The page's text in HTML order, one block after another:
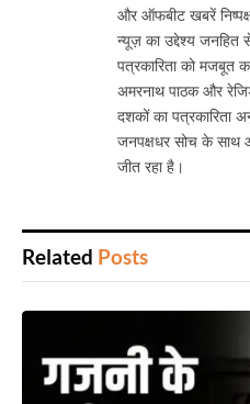
और ऑफबीट खबरें
न्यूज़ का उद्देश्य जनहित
पत्रकारिता को मजबूत
अमरनाथ पाठक और
दशकों का पत्रकारिता
जनपक्षधर सोच के साथ
जीत रहा है।
Related Posts